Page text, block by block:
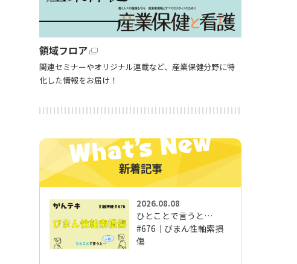
領域フロア
関連セミナーやオリジナル連載など、産業保健分野に特
化した情報をお届け！
新着記事
2026.08.08
ひとことで言うと…
#676｜びまん性軸索損
傷